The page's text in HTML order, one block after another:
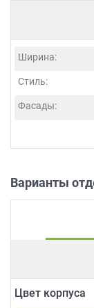
Ширина:
Стиль:
Фасады:
Варианты
Цвет корпуса